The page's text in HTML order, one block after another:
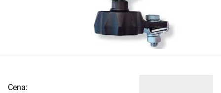
Cena: